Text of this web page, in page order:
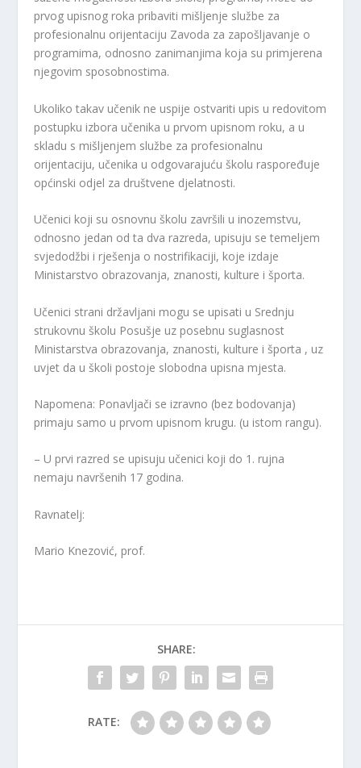
prvog upisnog roka pribaviti mišljenje službe za
profesionalnu orijentaciju Zavoda za zapošljavanje o
programima, odnosno zanimanjima koja su primjerena
njegovim sposobnostima.
Ukoliko takav učenik ne uspije ostvariti upis u redovitom
postupku izbora učenika u prvom upisnom roku, a u
skladu s mišljenjem službe za profesionalnu
orijentaciju, učenika u odgovarajuću školu raspoređuje
općinski odjel za društvene djelatnosti.
Učenici koji su osnovnu školu završili u inozemstvu,
odnosno jedan od ta dva razreda, upisuju se temeljem
svjedodžbi i rješenja o nostrifikaciji, koje izdaje
Ministarstvo obrazovanja, znanosti, kulture i športa.
Učenici strani državljani mogu se upisati u Srednju
strukovnu školu Posušje uz posebnu suglasnost
Ministarstva obrazovanja, znanosti, kulture i športa , uz
uvjet da u školi postoje slobodna upisna mjesta.
Napomena: Ponavljači se izravno (bez bodovanja)
primaju samo u prvom upisnom krugu. (u istom rangu).
– U prvi razred se upisuju učenici koji do 1. rujna
nemaju navršenih 17 godina.
Ravnatelj:
Mario Knezović, prof.
SHARE:
RATE: